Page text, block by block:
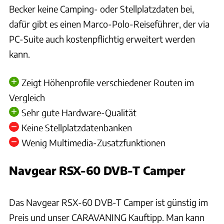
Becker keine Camping- oder Stellplatzdaten bei,
dafür gibt es einen Marco-Polo-Reiseführer, der via
PC-Suite auch kostenpflichtig erweitert werden
kann.
Zeigt Höhenprofile verschiedener Routen im
Vergleich
Sehr gute Hardware-Qualität
Keine Stellplatzdatenbanken
Wenig Multimedia-Zusatzfunktionen
Navgear RSX-60 DVB-T Camper
Das Navgear RSX-60 DVB-T Camper ist günstig im
Preis und unser CARAVANING Kauftipp. Man kann